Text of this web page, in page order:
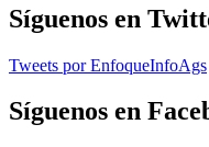
Síguenos en
Tweets por EnfoqueInfoAgs
Síguenos en